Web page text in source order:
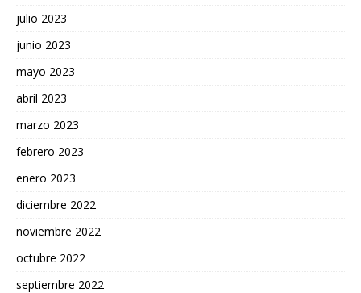
julio 2023
junio 2023
mayo 2023
abril 2023
marzo 2023
febrero 2023
enero 2023
diciembre 2022
noviembre 2022
octubre 2022
septiembre 2022